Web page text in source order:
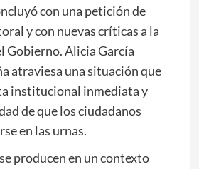
con una petición de
y con nuevas críticas a la
Gobierno. Alicia García
atraviesa una situación que
institucional inmediata y
de que los ciudadanos
en las urnas.
producen en un contexto